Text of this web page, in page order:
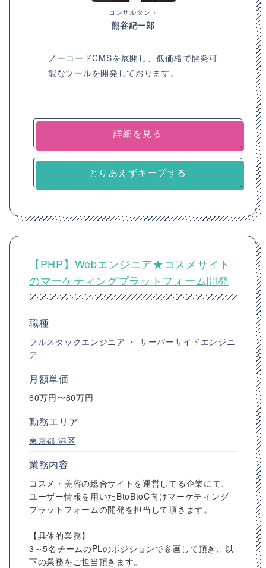
コンサルタント
熊谷紀一郎
ノーコードCMSを展開し、低価格で開発可
能なツールを開発しております。
詳細を見る
とりあえずキープする
【PHP】Webエンジニア★コスメサイト
のマーケティングプラットフォーム開発
職種
フルスタックエンジニア ・ サーバーサイドエンジニ
ア
月額単価
60万円〜80万円
勤務エリア
東京都 港区
業務内容
コスメ・美容の総合サイトを運営してる企業にて、
ユーザー情報を用いたBtoBtoC向けマーケティング
プラットフォームの開発を担当して頂きます。
【具体的業務】
3～5名チームのPLのポジションで参画して頂き、以
下の業務をご担当頂きます。